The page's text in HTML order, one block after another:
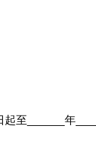
至______年